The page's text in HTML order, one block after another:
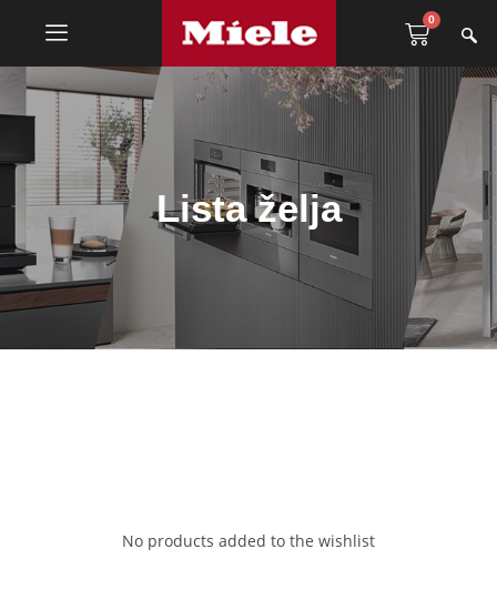
0
Lista želja
No products added to the wishlist